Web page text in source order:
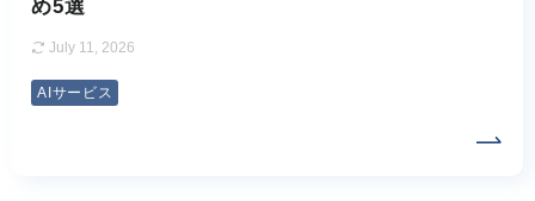
め5選
July 11, 2026
AIサービス